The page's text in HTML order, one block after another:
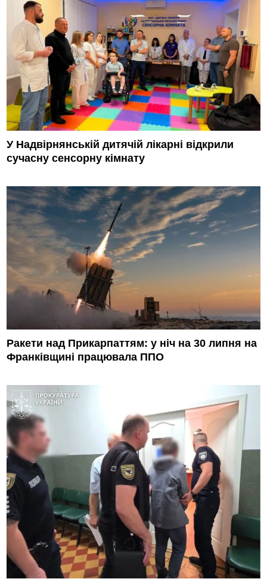
У Надвірнянській дитячій лікарні відкрили
сучасну сенсорну кімнату
Ракети над Прикарпаттям: у ніч на 30 липня на
Франківщині працювала ППО